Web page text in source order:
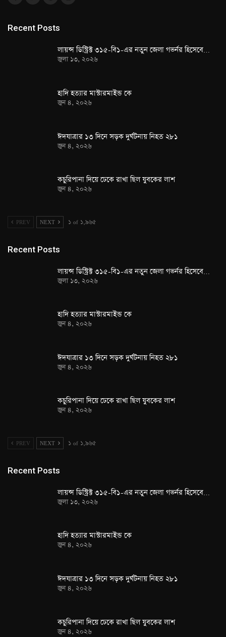
Recent Posts
লায়ন্স ডিস্ট্রিক্ট ৩১৫-বি১-এর নতুন জেলা গভর্নর হিসেবে…
জুলা ১৩, ২০২৬
হাদি হত্যার মাস্টারমাইন্ড কে
জুন ৪, ২০২৬
ঈদযাত্রার ১৩ দিনে সড়ক দুর্ঘটনায় নিহত ২৮১
জুন ৪, ২০২৬
কচুরিপানা দিয়ে ঢেকে রাখা ছিল যুবকের লাশ
জুন ৪, ২০২৬
PREV NEXT ১ of ১,৯৬৫
Recent Posts
লায়ন্স ডিস্ট্রিক্ট ৩১৫-বি১-এর নতুন জেলা গভর্নর হিসেবে…
জুলা ১৩, ২০২৬
হাদি হত্যার মাস্টারমাইন্ড কে
জুন ৪, ২০২৬
ঈদযাত্রার ১৩ দিনে সড়ক দুর্ঘটনায় নিহত ২৮১
জুন ৪, ২০২৬
কচুরিপানা দিয়ে ঢেকে রাখা ছিল যুবকের লাশ
জুন ৪, ২০২৬
PREV NEXT ১ of ১,৯৬৫
Recent Posts
লায়ন্স ডিস্ট্রিক্ট ৩১৫-বি১-এর নতুন জেলা গভর্নর হিসেবে…
জুলা ১৩, ২০২৬
হাদি হত্যার মাস্টারমাইন্ড কে
জুন ৪, ২০২৬
ঈদযাত্রার ১৩ দিনে সড়ক দুর্ঘটনায় নিহত ২৮১
জুন ৪, ২০২৬
কচুরিপানা দিয়ে ঢেকে রাখা ছিল যুবকের লাশ
জুন ৪, ২০২৬